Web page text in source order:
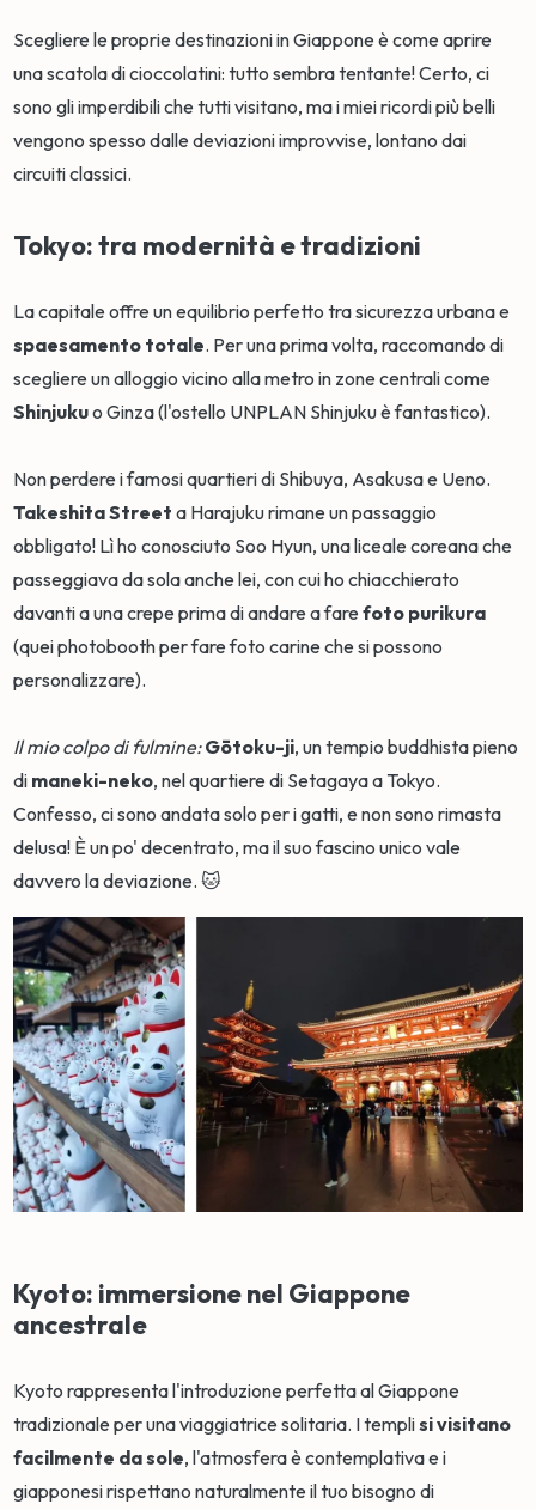
Scegliere le proprie destinazioni in Giappone è come aprire
una scatola di cioccolatini: tutto sembra tentante! Certo, ci
sono gli imperdibili che tutti visitano, ma i miei ricordi più belli
vengono spesso dalle deviazioni improvvise, lontano dai
circuiti classici.
Tokyo: tra modernità e tradizioni
La capitale offre un equilibrio perfetto tra sicurezza urbana e
spaesamento totale. Per una prima volta, raccomando di
scegliere un alloggio vicino alla metro in zone centrali come
Shinjukuo Ginza (l'ostello UNPLAN Shinjuku è fantastico).
Non perdere i famosi quartieri di Shibuya, Asakusa e Ueno.
Takeshita Street a Harajuku rimane un passaggio
obbligato! Lì ho conosciuto Soo Hyun, una liceale coreana che
passeggiava da sola anche lei, con cui ho chiacchierato
davanti a una crepe prima di andare a farefoto purikura
(quei photobooth per fare foto carine che si possono
personalizzare).
Il mio colpo di fulmine:Gōtoku-ji, un tempio buddhista pieno
di maneki-neko, nel quartiere di Setagaya a Tokyo.
Confesso, ci sono andata solo per i gatti, e non sono rimasta
delusa! È un po' decentrato, ma il suo fascino unico vale
davvero la deviazione. 🐱
Kyoto: immersione nel Giappone
ancestrale
Kyoto rappresenta l'introduzione perfetta al Giappone
tradizionale per una viaggiatrice solitaria. I templisi visitano
facilmente da sole, l'atmosfera è contemplativa e i
giapponesi rispettano naturalmente il tuo bisogno di